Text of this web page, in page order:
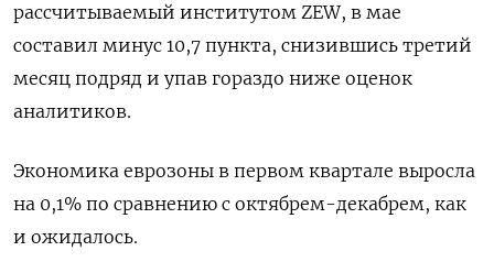
рассчитываемый институтом ZEW, в мае
составил минус 10,7 пункта, снизившись третий
месяц подряд и упав гораздо ниже оценок
аналитиков.
Экономика еврозоны в первом квартале выросла
на 0,1% по сравнению с октябрем-декабрем, как
и ожидалось.